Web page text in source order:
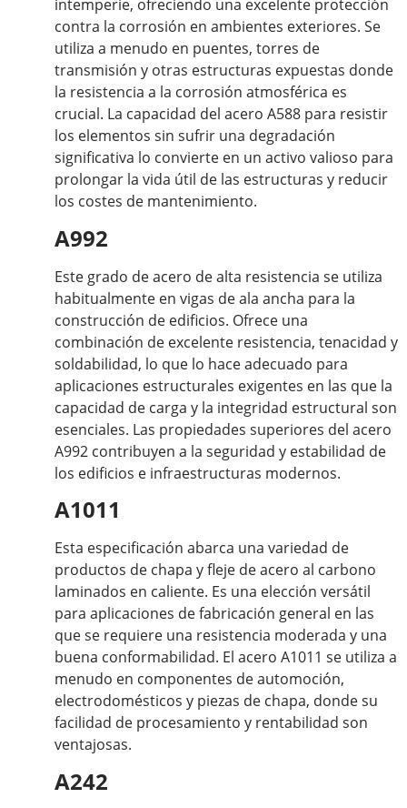
intemperie, ofreciendo una excelente protección
contra la corrosión en ambientes exteriores. Se
utiliza a menudo en puentes, torres de
transmisión y otras estructuras expuestas donde
la resistencia a la corrosión atmosférica es
crucial. La capacidad del acero A588 para resistir
los elementos sin sufrir una degradación
significativa lo convierte en un activo valioso para
prolongar la vida útil de las estructuras y reducir
los costes de mantenimiento.
A992
Este grado de acero de alta resistencia se utiliza
habitualmente en vigas de ala ancha para la
construcción de edificios. Ofrece una
combinación de excelente resistencia, tenacidad y
soldabilidad, lo que lo hace adecuado para
aplicaciones estructurales exigentes en las que la
capacidad de carga y la integridad estructural son
esenciales. Las propiedades superiores del acero
A992 contribuyen a la seguridad y estabilidad de
los edificios e infraestructuras modernos.
A1011
Esta especificación abarca una variedad de
productos de chapa y fleje de acero al carbono
laminados en caliente. Es una elección versátil
para aplicaciones de fabricación general en las
que se requiere una resistencia moderada y una
buena conformabilidad. El acero A1011 se utiliza a
menudo en componentes de automoción,
electrodomésticos y piezas de chapa, donde su
facilidad de procesamiento y rentabilidad son
ventajosas.
A242